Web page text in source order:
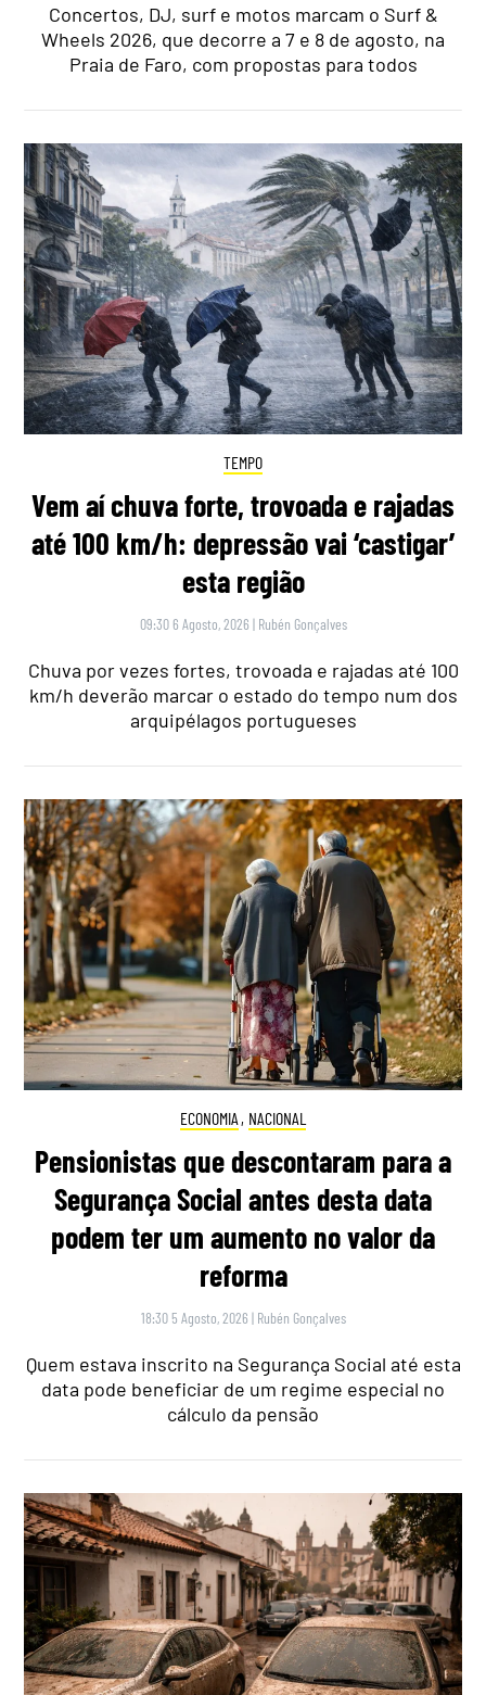
Concertos, DJ, surf e motos marcam o Surf &
Wheels 2026, que decorre a 7 e 8 de agosto, na
Praia de Faro, com propostas para todos
TEMPO
Vem aí chuva forte, trovoada e rajadas
até 100 km/h: depressão vai ‘castigar’
esta região
09:30 6 Agosto, 2026 | Rubén Gonçalves
Chuva por vezes fortes, trovoada e rajadas até 100
km/h deverão marcar o estado do tempo num dos
arquipélagos portugueses
ECONOMIA , NACIONAL
Pensionistas que descontaram para a
Segurança Social antes desta data
podem ter um aumento no valor da
reforma
18:30 5 Agosto, 2026 | Rubén Gonçalves
Quem estava inscrito na Segurança Social até esta
data pode beneficiar de um regime especial no
cálculo da pensão